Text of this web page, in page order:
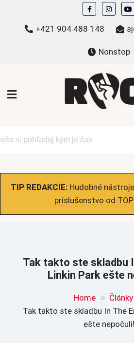
content
+421 904 488 148
Nonstop
TIP REDAKCIE: Hudobné
príslušenstvo od
Tak takto ste skladbu
Linkin Park ešte
Home
Články
Tak takto ste skladbu In The
ešte nepočuli!